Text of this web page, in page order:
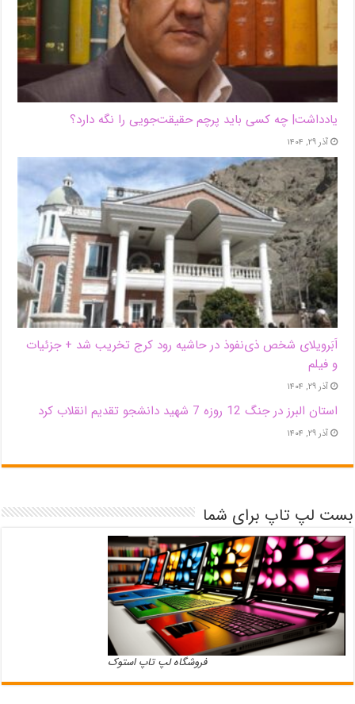
یادداشت| ‌چه کسی باید پرچم حقیقت‌جویی را نگه دارد؟
آذر ۲۹, ۱۴۰۴
اَبَر‌ویلای شخص ذی‌نفوذ در حاشیه‌ رود کرج تخریب شد + جزئیات
و فیلم
آذر ۲۹, ۱۴۰۴
استان البرز در جنگ 12 روزه 7 شهید دانشجو تقدیم انقلاب کرد
آذر ۲۹, ۱۴۰۴
بست لپ تاپ برای شما
فروشگاه لپ تاپ استوک